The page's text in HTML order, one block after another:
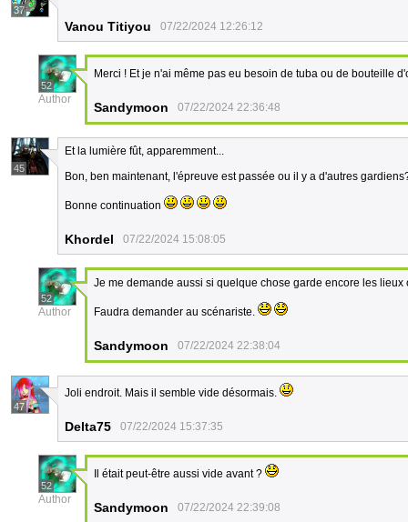
37
Vanou Titiyou 07/22/2024 12:26:12
52
Author
Merci ! Et je n'ai même pas eu besoin de tuba ou de bouteille
Sandymoon 07/22/2024 22:36:48
45
Et la lumière fût, apparemment...
Bon, ben maintenant, l'épreuve est passée ou il y a d'autres
Bonne continuation
Khordel 07/22/2024 15:08:05
52
Author
Je me demande aussi si quelque chose garde encore les lieux
Faudra demander au scénariste.
Sandymoon 07/22/2024 22:38:04
47
Joli endroit. Mais il semble vide désormais.
Delta75 07/22/2024 15:37:35
52
Author
Il était peut-être aussi vide avant ?
Sandymoon 07/22/2024 22:39:08